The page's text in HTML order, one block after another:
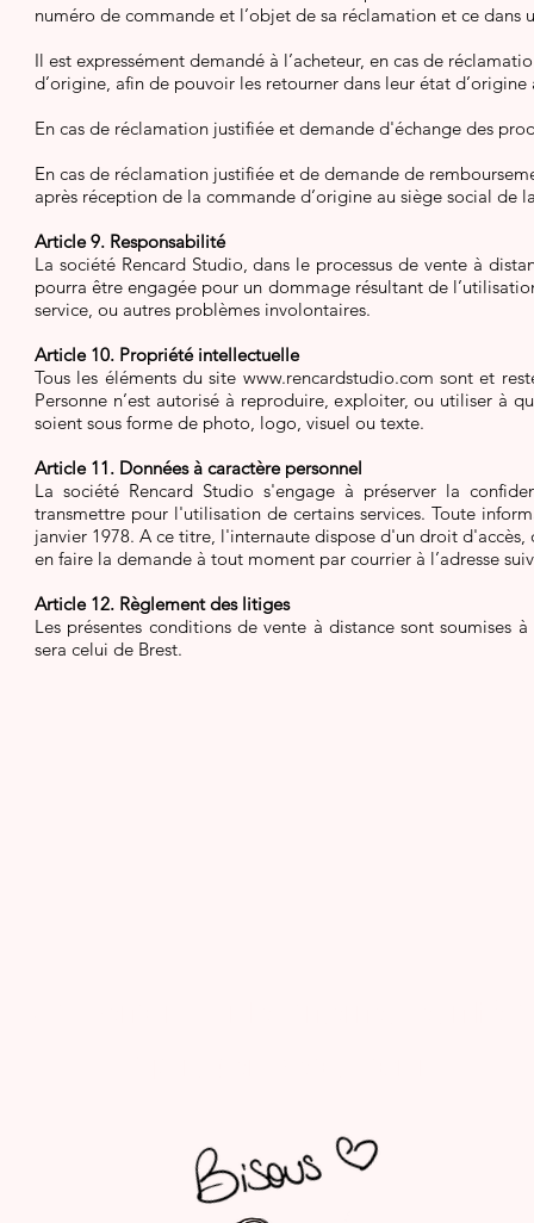
numéro de commande et l’objet de sa réclamation et ce dans
Il est expressément demandé à l’acheteur, en cas de
d’origine, afin de pouvoir les retourner dans leur état d’origine
En cas de réclamation justifiée et demande d'échange des
En cas de réclamation justifiée et de demande de
après réception de la commande d’origine au siège social de
Article 9. Responsabilité
La société Rencard Studio, dans le processus de vente à
pourra être engagée pour un dommage résultant de
service, ou autres problèmes involontaires.
Article 10. Propriété intellectuelle
Tous les éléments du site www.rencardstudio.com sont et
Personne n’est autorisé à reproduire, exploiter, ou utiliser à
soient sous forme de photo, logo, visuel ou texte.
Article 11. Données à caractère personnel
La société Rencard Studio s'engage à préserver la
transmettre pour l'utilisation de certains services. Toute
janvier 1978. A ce titre, l'internaute dispose d'un droit
en faire la demande à tout moment par courrier à l’adresse
Article 12. Règlement des litiges
Les présentes conditions de vente à distance sont
sera celui de Brest.